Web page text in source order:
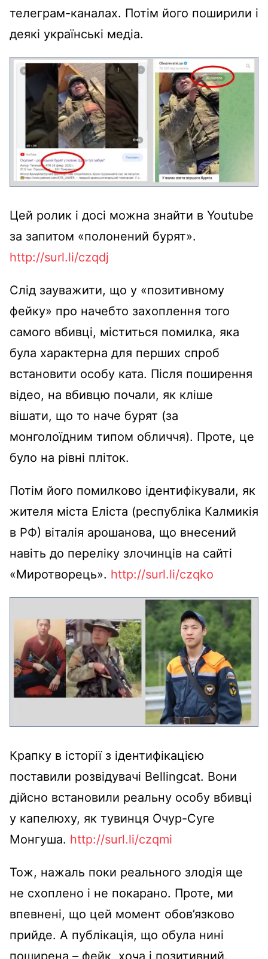
телеграм-каналах. Потім його поширили і
деякі українські медіа.
Цей ролик і досі можна знайти в Youtube
за запитом «полонений бурят».
http://surl.li/czqdj
Слід зауважити, що у «позитивному
фейку» про начебто захоплення того
самого вбивці, міститься помилка, яка
була характерна для перших спроб
встановити особу ката. Після поширення
відео, на вбивцю почали, як кліше
вішати, що то наче бурят (за
монголоїдним типом обличчя). Проте, це
було на рівні пліток.
Потім його помилково ідентифікували, як
жителя міста Еліста (республіка Калмикія
в РФ) віталія арошанова, що внесений
навіть до переліку злочинців на сайті
«Миротворець». http://surl.li/czqko
Крапку в історії з ідентифікацією
поставили розвідувачі Bellingcat. Вони
дійсно встановили реальну особу вбивці
у капелюху, як тувинця Очур-Суге
Монгуша. http://surl.li/czqmi
Тож, нажаль поки реального злодія ще
не схоплено і не покарано. Проте, ми
впевнені, що цей момент обов’язково
прийде. А публікація, що обула нині
поширена – фейк, хоча і позитивний.